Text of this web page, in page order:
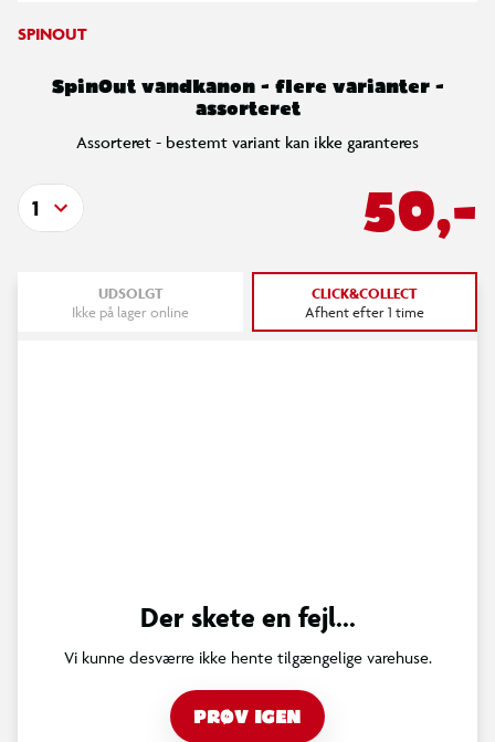
SPINOUT
SpinOut vandkanon - flere varianter -
assorteret
Assorteret - bestemt variant kan ikke garanteres
50,-
1
UDSOLGT
Ikke på lager online
CLICK&COLLECT
Afhent efter 1 time
Der skete en fejl...
Vi kunne desværre ikke hente tilgængelige varehuse.
PRØV IGEN